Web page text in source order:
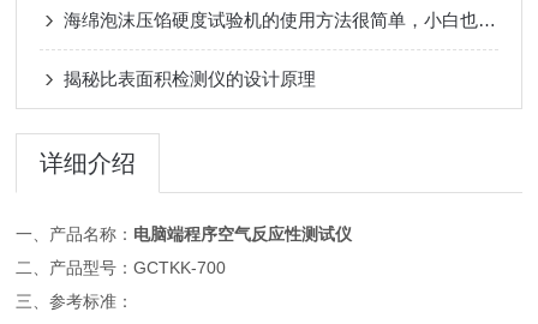
海绵泡沫压馅硬度试验机的使用方法很简单，小白也能看懂
揭秘比表面积检测仪的设计原理
详细介绍
一、产品名称： 电脑端程序空气反应性测试仪
二、产品型号：GCTKK-700
三、参考标准：